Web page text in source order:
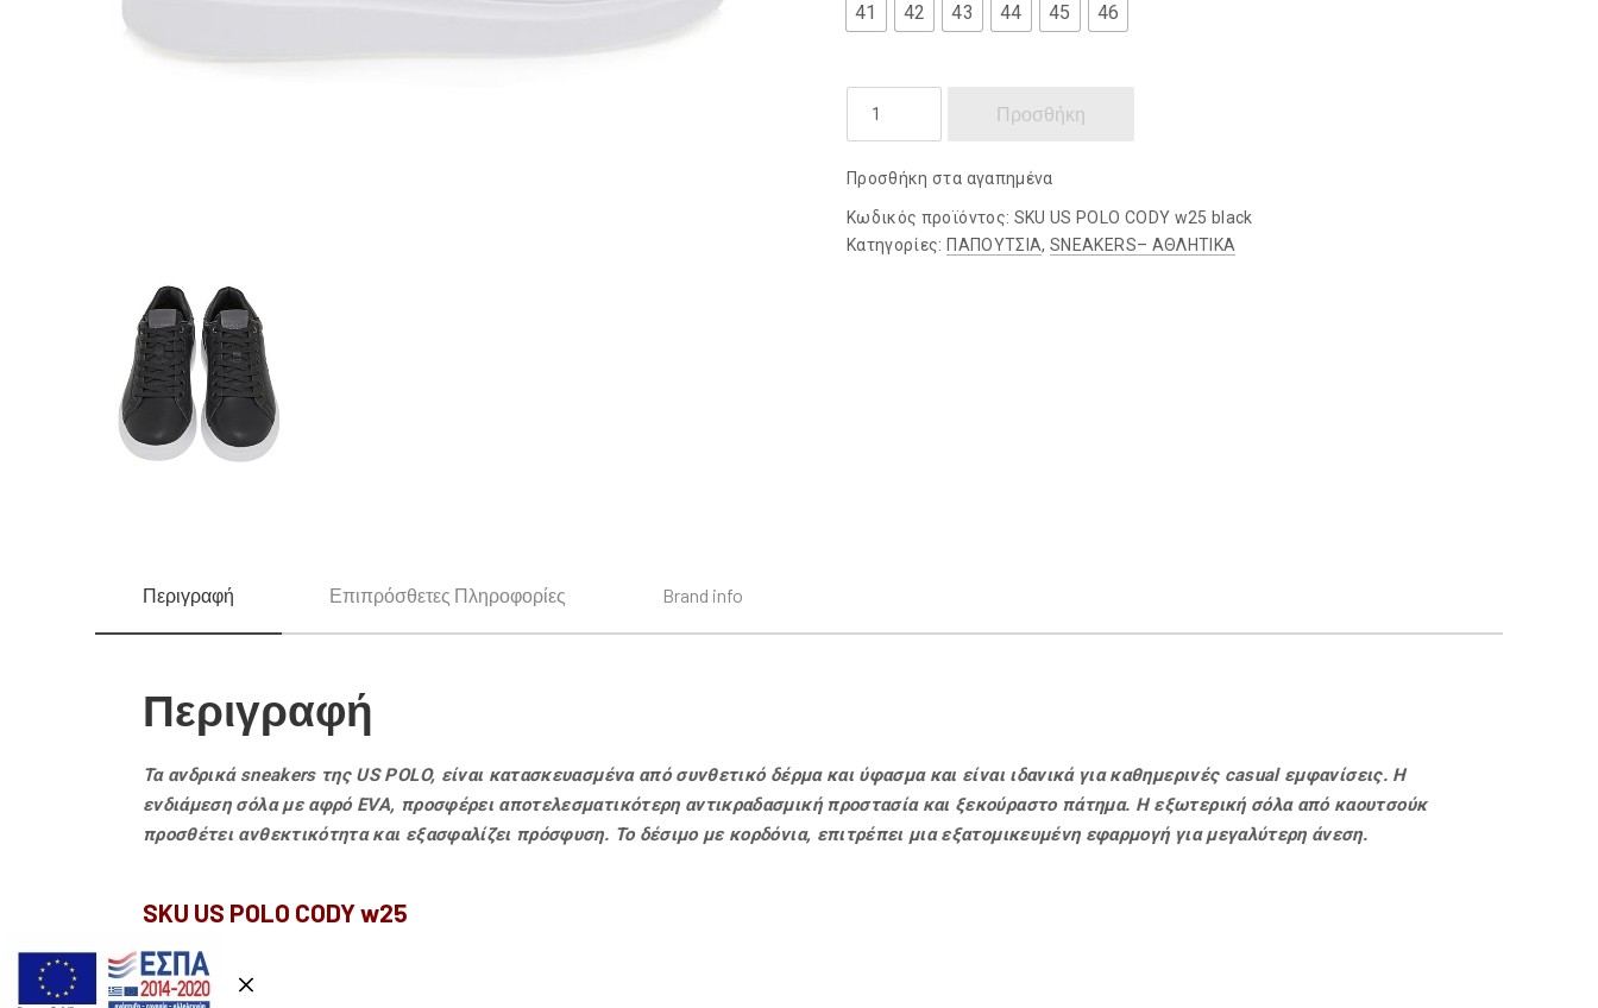
41 42 43 44 45 46
POLO
Προσθήκη
Προσθήκη στα αγαπημένα
Κωδικός προϊόντος: SKU US POLO CODY w25 black
Κατηγορίες: ΠΑΠΟΥΤΣΙΑ,SNEAKERS– ΑΘΛΗΤΙΚΑ
Περιγραφή Επιπρόσθετες Πληροφορίες Brand info
Περιγραφή
Τα ανδρικά sneakers της US POLO, είναι κατασκευασμένα από συνθετικό δέρμα και ύφασμα και είναι ιδανικά για καθημερινές casual εμφανίσεις. Η
ενδιάμεση σόλα με αφρό EVA, προσφέρει αποτελεσματικότερη αντικραδασμική προστασία και ξεκούραστο πάτημα. H εξωτερική σόλα από καουτσούκ
προσθέτει ανθεκτικότητα και εξασφαλίζει πρόσφυση. Το δέσιμο με κορδόνια, επιτρέπει μια εξατομικευμένη εφαρμογή για μεγαλύτερη άνεση.
SKU US POLO CODY w25